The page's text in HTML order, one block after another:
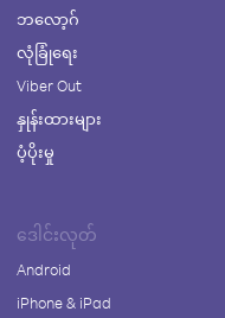
ဘလော့ဂ်
လုံခြုံရေး
Viber Out
နှုန်းထားများ
ပံ့ပိုးမှု
ဒေါင်းလုတ်
Android
iPhone & iPad